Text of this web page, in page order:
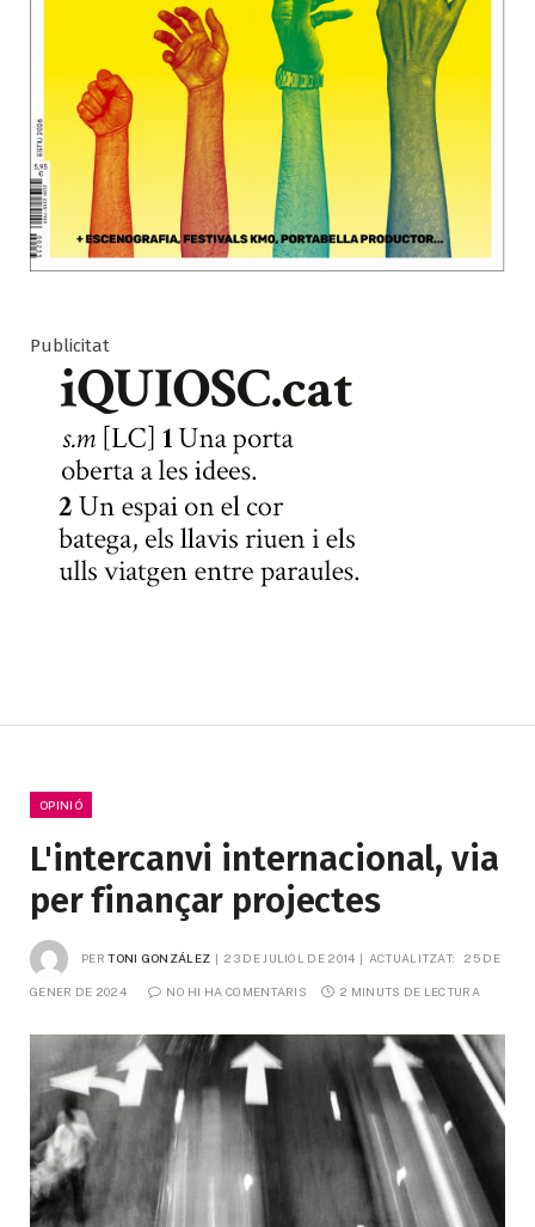
Publicitat
OPINIÓ
L'intercanvi internacional, via
per finançar projectes
PER TONI GONZÁLEZ 23 DE JULIOL DE 2014 ACTUALITZAT: 25 DE
GENER DE 2024 NO HI HA COMENTARIS 2 MINUTS DE LECTURA